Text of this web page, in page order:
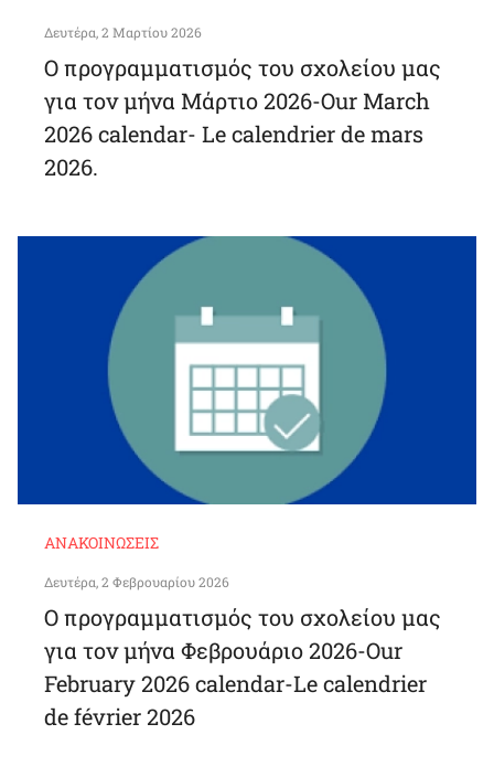
Δευτέρα, 2 Μαρτίου 2026
Ο προγραμματισμός του σχολείου μας
για τον μήνα Μάρτιο 2026-Our March
2026 calendar- Le calendrier de mars
2026.
ΑΝΑΚΟΙΝΏΣΕΙΣ
Δευτέρα, 2 Φεβρουαρίου 2026
Ο προγραμματισμός του σχολείου μας
για τον μήνα Φεβρουάριο 2026-Our
February 2026 calendar-Le calendrier
de février 2026